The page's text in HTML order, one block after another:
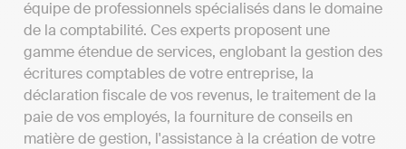
équipe de professionnels spécialisés dans le domaine
de la comptabilité. Ces experts proposent une
gamme étendue de services, englobant la gestion des
écritures comptables de votre entreprise, la
déclaration fiscale de vos revenus, le traitement de la
paie de vos employés, la fourniture de conseils en
matière de gestion, l'assistance à la création de votre